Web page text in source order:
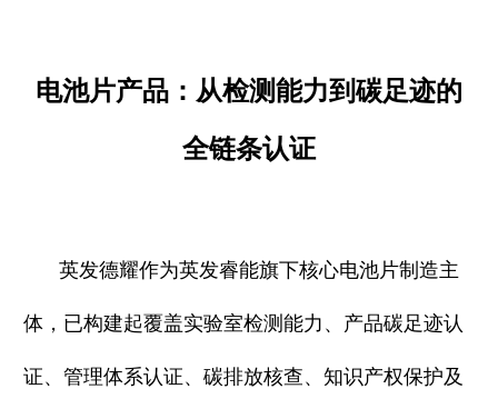
电池片产品：从检测能力到碳足迹的
全链条认证
英发德耀作为英发睿能旗下核心电池片制造主
体，已构建起覆盖实验室检测能力、产品碳足迹认
证、管理体系认证、碳排放核查、知识产权保护及